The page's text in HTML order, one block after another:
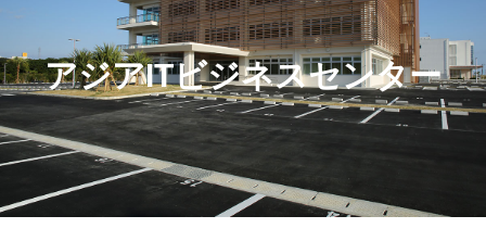
アジアITビジネスセンター